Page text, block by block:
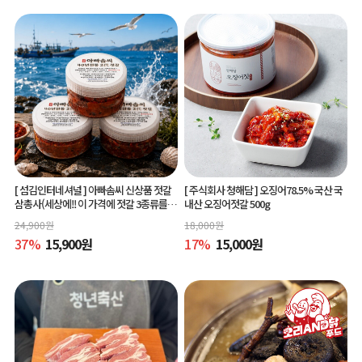
[ 섬김인터네셔널 ]아빠솜씨 신상품 젓갈
삼총사(세상에!! 이 가격에 젓갈 3종류를?)
24,900원
37% 15,900원
[ 주식회사 청해담 ]오징어78.5% 국산 국
내산 오징어젓갈 500g
18,000원
17% 15,000원